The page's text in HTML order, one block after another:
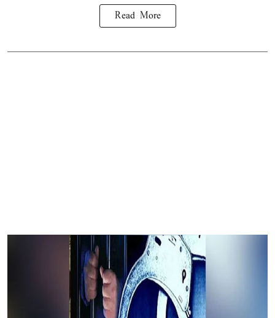
Read More